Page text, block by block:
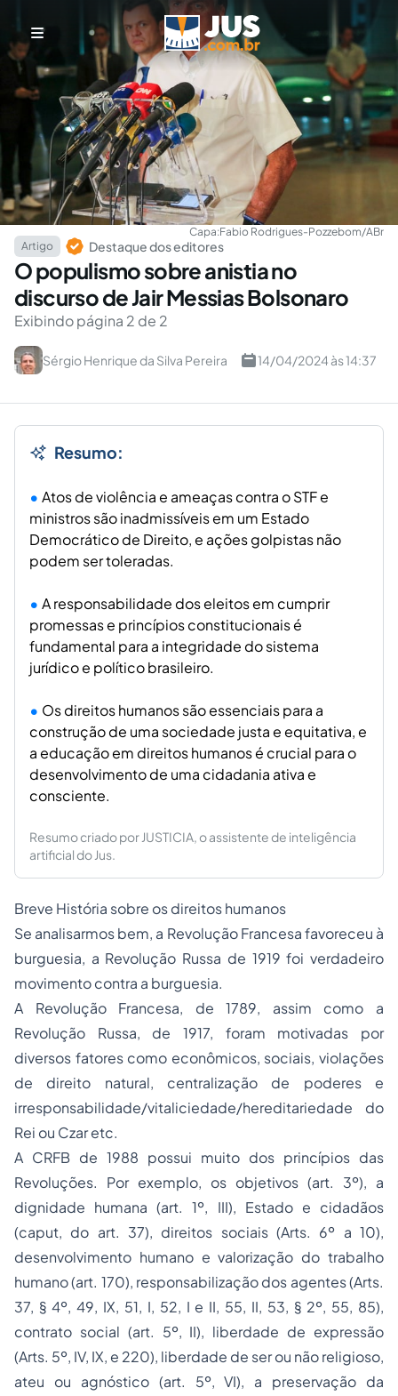
Capa:Fabio Rodrigues-Pozzebom/ABr
Artigo
Destaque dos editores
O populismo sobre anistia no
discurso de Jair Messias Bolsonaro
Exibindo página 2 de 2
Sérgio Henrique da Silva Pereira 14/04/2024 às 14:37
Resumo:
Atos de violência e ameaças contra o STF e
ministros são inadmissíveis em um Estado
Democrático de Direito, e ações golpistas não
podem ser toleradas.
A responsabilidade dos eleitos em cumprir
promessas e princípios constitucionais é
fundamental para a integridade do sistema
jurídico e político brasileiro.
Os direitos humanos são essenciais para a
construção de uma sociedade justa e equitativa, e
a educação em direitos humanos é crucial para o
desenvolvimento de uma cidadania ativa e
consciente.
Resumo criado por JUSTICIA, o assistente de inteligência
artificial do Jus.
Breve História sobre os direitos humanos
Se analisarmos bem, a Revolução Francesa favoreceu à
burguesia, a Revolução Russa de 1919 foi verdadeiro
movimento contra a burguesia.
A Revolução Francesa, de 1789, assim como a
Revolução Russa, de 1917, foram motivadas por
diversos fatores como econômicos, sociais, violações
de direito natural, centralização de poderes e
irresponsabilidade/vitaliciedade/hereditariedade do
Rei ou Czar etc.
A CRFB de 1988 possui muito dos princípios das
Revoluções. Por exemplo, os objetivos (art. 3º), a
dignidade humana (art. 1º, III), Estado e cidadãos
(caput, do art. 37), direitos sociais (Arts. 6º a 10),
desenvolvimento humano e valorização do trabalho
humano (art. 170), responsabilização dos agentes (Arts.
37, § 4º, 49, IX, 51, I, 52, I e II, 55, II, 53, § 2º, 55, 85),
contrato social (art. 5º, II), liberdade de expressão
(Arts. 5º, IV, IX, e 220), liberdade de ser ou não religioso,
ateu ou agnóstico (art. 5º, VI), a preservação da